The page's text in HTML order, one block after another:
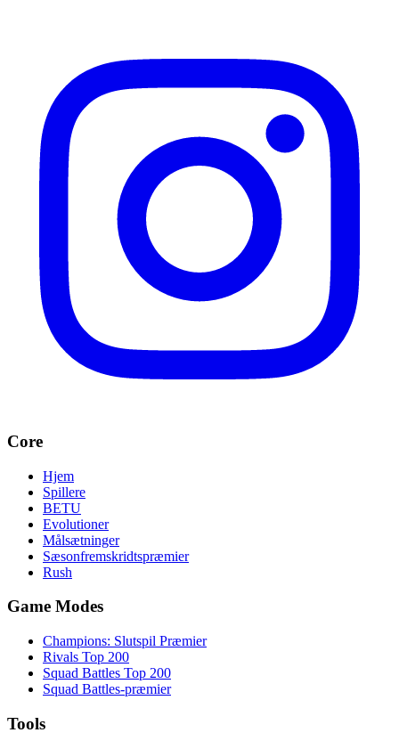
Core
Hjem
Spillere
BETU
Evolutioner
Målsætninger
Sæsonfremskridtspræmier
Rush
Game Modes
Champions: Slutspil Præmier
Rivals Top 200
Squad Battles Top 200
Squad Battles-præmier
Tools